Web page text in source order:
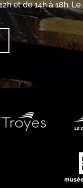
et de 14h à 18h. Le